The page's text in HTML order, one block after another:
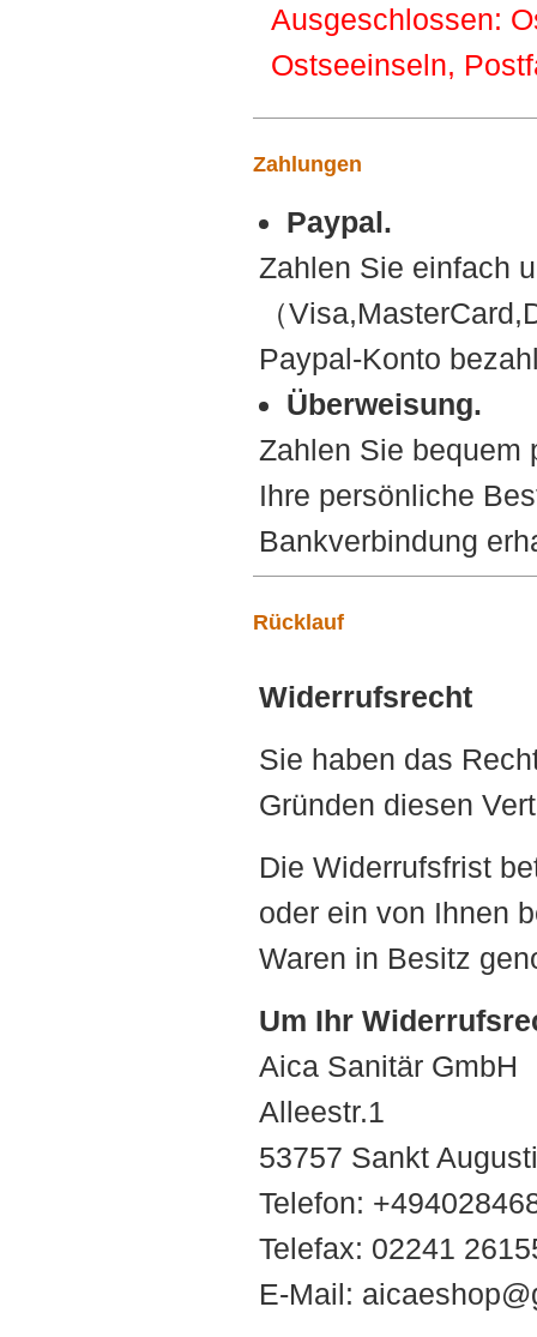
Ausgeschlossen:
Ostseeinseln,
Zahlungen
Paypal.
Zahlen Sie einfach
（
Paypal-Konto
Überweisung.
Zahlen Sie bequem
Ihre persönliche
Bankverbindung
Rücklauf
Widerrufsrecht
Sie haben das
Gründen diesen
Die Widerrufsfrist
oder ein von Ihnen
Waren in Besitz
Um Ihr
Aica Sanitär GmbH
Alleestr.1
53757 Sankt
Telefon:
Telefax: 02241
E-Mail: